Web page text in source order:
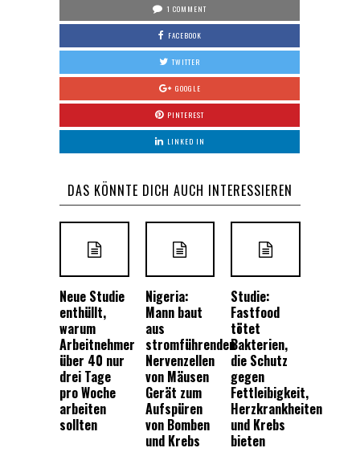
1 COMMENT
FACEBOOK
TWITTER
GOOGLE
PINTEREST
LINKED IN
DAS KÖNNTE DICH AUCH INTERESSIEREN
Neue Studie
enthüllt,
warum
Arbeitnehmer
über 40 nur
drei Tage
pro Woche
arbeiten
sollten
Nigeria:
Mann baut
aus
stromführenden
Nervenzellen
von Mäusen
Gerät zum
Aufspüren
von Bomben
und Krebs
Studie:
Fastfood
tötet
Bakterien,
die Schutz
gegen
Fettleibigkeit,
Herzkrankheiten
und Krebs
bieten